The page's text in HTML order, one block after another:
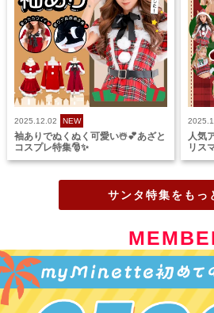
2025.12.02 NEW
袖ありでぬくぬく可愛い☃️💕あざと
コスプレ特集🎅✨
人気
リス
サンタ特集をもっ